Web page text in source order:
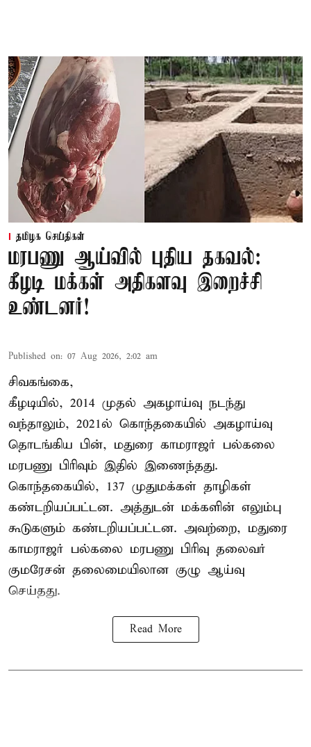
தமிழக செய்திகள்
மரபணு ஆய்வில் புதிய தகவல்:
கீழடி மக்கள் அதிகளவு இறைச்சி
உண்டனர்!
Published on: 07 Aug 2026, 2:02 am
சிவகங்கை,
கீழடியில், 2014 முதல் அகழாய்வு நடந்து
வந்தாலும், 2021ல் கொந்தகையில் அகழாய்வு
தொடங்கிய பின், மதுரை காமராஜர் பல்கலை
மரபணு பிரிவும் இதில் இணைந்தது.
கொந்தகையில், 137 முதுமக்கள் தாழிகள்
கண்டறியப்பட்டன. அத்துடன் மக்களின் எலும்பு
கூடுகளும் கண்டறியப்பட்டன. அவற்றை, மதுரை
காமராஜர் பல்கலை மரபணு பிரிவு தலைவர்
குமரேசன் தலைமையிலான குழு ஆய்வு
செய்தது.
Read More